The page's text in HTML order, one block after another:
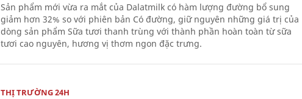
Sản phẩm mới vừa ra mắt của Dalatmilk có hàm lượng đường bổ sung
giảm hơn 32% so với phiên bản Có đường, giữ nguyên những giá trị của
dòng sản phẩm Sữa tươi thanh trùng với thành phần hoàn toàn từ sữa
tươi cao nguyên, hương vị thơm ngon đặc trưng.
THỊ TRƯỜNG 24H